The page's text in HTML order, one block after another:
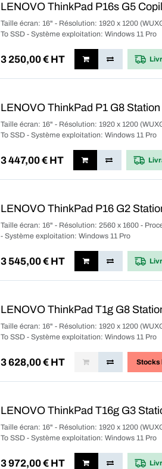
LENOVO ThinkPad P16s G5
Taille écran: 16" - Résolution: 1920 x 1200
To SSD - Système exploitation: Windows 11 Pro
3 250,00€ HT
LENOVO ThinkPad P1 G8
Taille écran: 16" - Résolution: 1920 x 1200
To SSD - Système exploitation: Windows 11 Pro
3 447,00€ HT
LENOVO ThinkPad P16 G2
Taille écran: 16" - Résolution: 2560 x 1600 -
- Système exploitation: Windows 11 Pro
3 545,00€ HT
LENOVO ThinkPad T1g G8
Taille écran: 16" - Résolution: 1920 x 1200
To SSD - Système exploitation: Windows 11 Pro
3 628,00€ HT Stocks
LENOVO ThinkPad T16g G3
Taille écran: 16" - Résolution: 1920 x 1200
To SSD - Système exploitation: Windows 11 Pro
3 972,00€ HT